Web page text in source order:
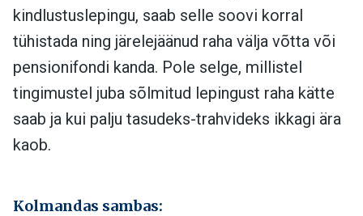
kindlustuslepingu, saab selle soovi korral
tühistada ning järelejäänud raha välja võtta või
pensionifondi kanda. Pole selge, millistel
tingimustel juba sõlmitud lepingust raha kätte
saab ja kui palju tasudeks-trahvideks ikkagi ära
kaob.
Kolmandas sambas: